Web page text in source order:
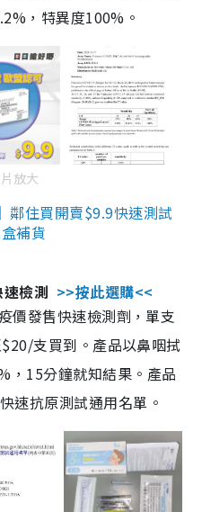
，特異度100%。
放大
鄰住買開賣$9.9快速測試
補貨
檢測 >>按此選購<<
價發售快速檢測劑，單支
支買到。產品以鼻咽拭
，15分鐘就知結果。產品
速抗原測試通用名單。